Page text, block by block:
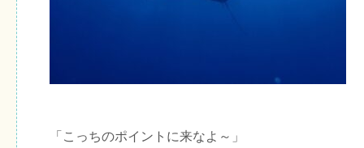
「こっちのポイントに来なよ～」